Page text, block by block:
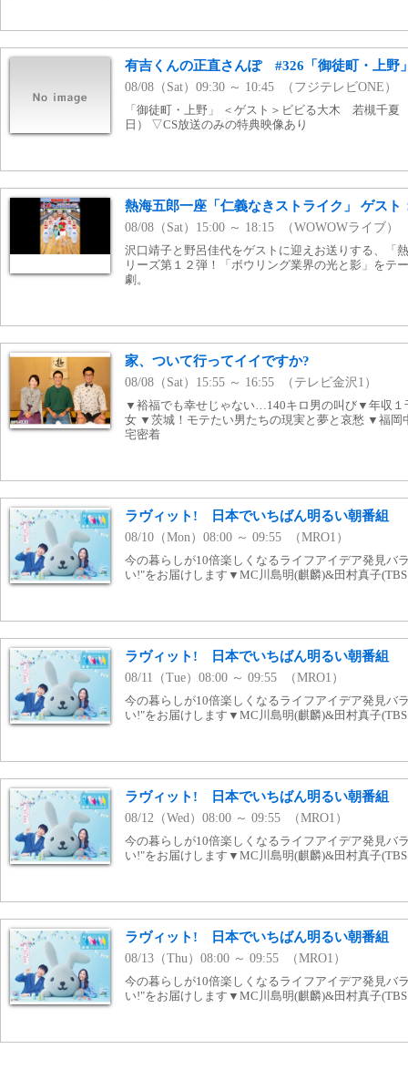
有吉くんの正直さんぽ #326「御徒町・上野
08/08（Sat）09:30 ～ 10:45 （フジテレビONE）
「御徒町・上野」 ＜ゲスト＞ビビる大木 若槻千
日） ▽CS放送のみの特典映像あり
熱海五郎一座「仁義なきストライク」 ゲスト
08/08（Sat）15:00 ～ 18:15 （WOWOWライブ）
沢口靖子と野呂佳代をゲストに迎えお送りする、「
リーズ第１２弾！「ボウリング業界の光と影」をテ
劇。
家、ついて行ってイイですか?
08/08（Sat）15:55 ～ 16:55 （テレビ金沢1）
▼裕福でも幸せじゃない…140キロ男の叫び▼年収１
女 ▼茨城！モテたい男たちの現実と夢と哀愁 ▼福
宅密着
ラヴィット! 日本でいちばん明るい朝番組
08/10（Mon）08:00 ～ 09:55 （MRO1）
今の暮らしが10倍楽しくなるライフアイデア発見バ
い!"をお届けします▼MC川島明(麒麟)&田村真子
ラヴィット! 日本でいちばん明るい朝番組
08/11（Tue）08:00 ～ 09:55 （MRO1）
今の暮らしが10倍楽しくなるライフアイデア発見バ
い!"をお届けします▼MC川島明(麒麟)&田村真子
ラヴィット! 日本でいちばん明るい朝番組
08/12（Wed）08:00 ～ 09:55 （MRO1）
今の暮らしが10倍楽しくなるライフアイデア発見バ
い!"をお届けします▼MC川島明(麒麟)&田村真子
ラヴィット! 日本でいちばん明るい朝番組
08/13（Thu）08:00 ～ 09:55 （MRO1）
今の暮らしが10倍楽しくなるライフアイデア発見バ
い!"をお届けします▼MC川島明(麒麟)&田村真子